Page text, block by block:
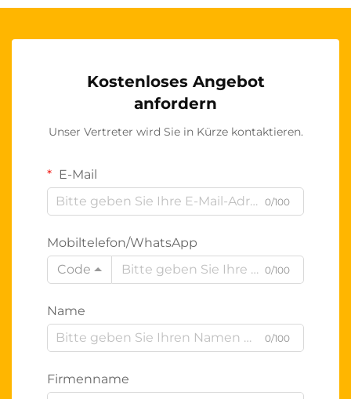
Kostenloses Angebot
anfordern
Unser Vertreter wird Sie in Kürze kontaktieren.
E-Mail
0/100
Mobiltelefon/WhatsApp
Code
0/100
Name
0/100
Firmenname